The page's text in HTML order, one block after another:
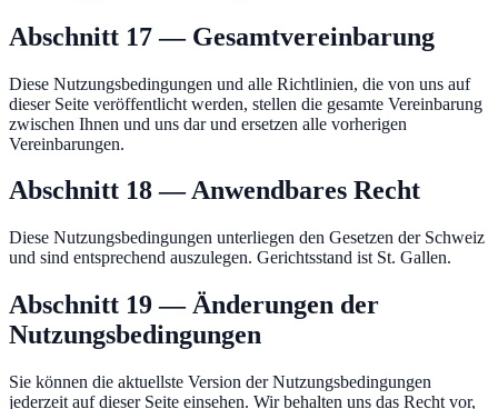
Abschnitt 17 — Gesamtvereinbarung
Diese Nutzungsbedingungen und alle Richtlinien, die von uns auf
dieser Seite veröffentlicht werden, stellen die gesamte Vereinbarung
zwischen Ihnen und uns dar und ersetzen alle vorherigen
Vereinbarungen.
Abschnitt 18 — Anwendbares Recht
Diese Nutzungsbedingungen unterliegen den Gesetzen der Schweiz
und sind entsprechend auszulegen. Gerichtsstand ist St. Gallen.
Abschnitt 19 — Änderungen der
Nutzungsbedingungen
Sie können die aktuellste Version der Nutzungsbedingungen
jederzeit auf dieser Seite einsehen. Wir behalten uns das Recht vor,